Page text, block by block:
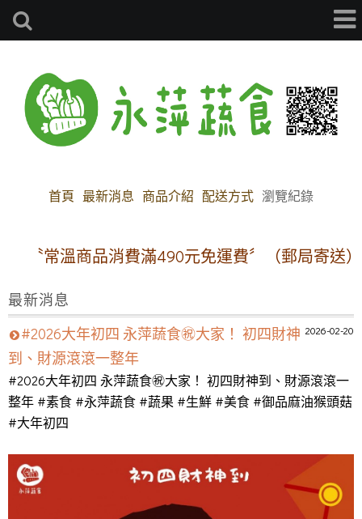
首頁 最新消息 商品介紹 配送方式 瀏覽紀錄
〝常溫商品消費滿490元免運費〞（郵局寄送）
最新消息
2026-02-20
#2026大年初四 永萍蔬食㊗️大家！ 初四財神
到、財源滾滾一整年
#2026大年初四 永萍蔬食㊗️大家！ 初四財神到、財源滾滾一
整年 #素食 #永萍蔬食 #蔬果 #生鮮 #美食 #御品麻油猴頭菇
#大年初四